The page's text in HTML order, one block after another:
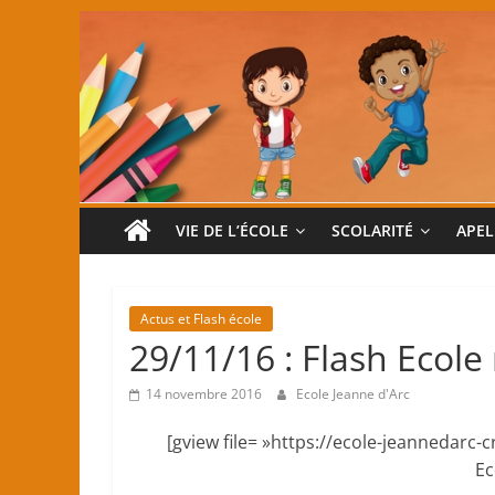
contenu
Ecole
primaire
Jeanne
d'Arc
(classes
VIE DE L’ÉCOLE SCOLARITÉ APEL
Actus et Flash école
29/11/16 : Flash
14 novembre 2016 Ecole Jeanne d'Arc
[gview file= »https://ecole-